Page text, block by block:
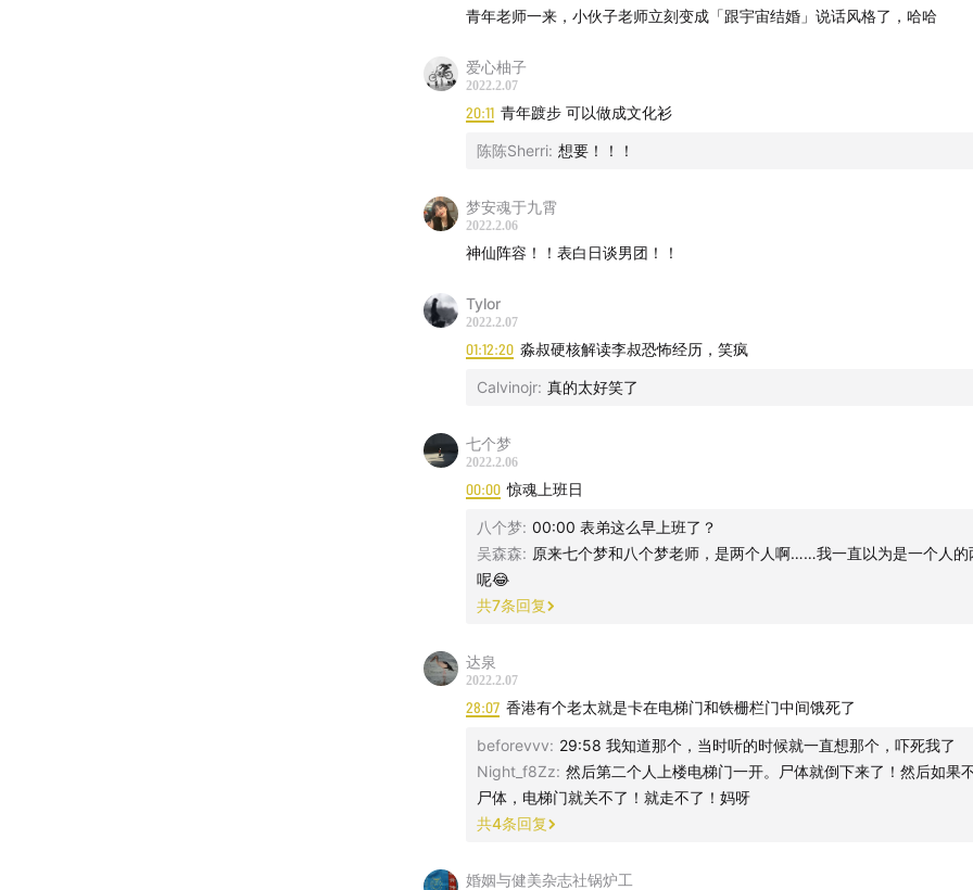
青年老师一来，小伙子老师立刻变成「跟宇宙结婚」说话风格了，哈哈
爱心柚子
2022.2.07
20:11 青年踱步 可以做成文化衫
陈陈Sherri: 想要！！！
梦安魂于九霄
2022.2.06
神仙阵容！！表白日谈男团！！
Tylor
2022.2.07
01:12:20 淼叔硬核解读李叔恐怖经历，笑疯
Calvinojr: 真的太好笑了
七个梦
2022.2.06
00:00 惊魂上班日
八个梦: 00:00 表弟这么早上班了？
吴森森: 原来七个梦和八个梦老师，是两个人啊……我一直以为是一个人的
呢😂
共7条回复
达泉
2022.2.07
28:07 香港有个老太就是卡在电梯门和铁栅栏门中间饿死了
beforevvv: 29:58 我知道那个，当时听的时候就一直想那个，吓死我了
Night_f8Zz: 然后第二个人上楼电梯门一开。尸体就倒下来了！然后如果
尸体，电梯门就关不了！就走不了！妈呀
共4条回复
婚姻与健美杂志社锅炉工